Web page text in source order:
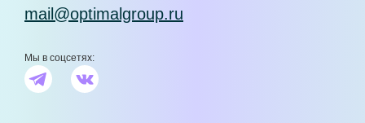
mail@optimalgroup.ru
Мы в соцсетях: